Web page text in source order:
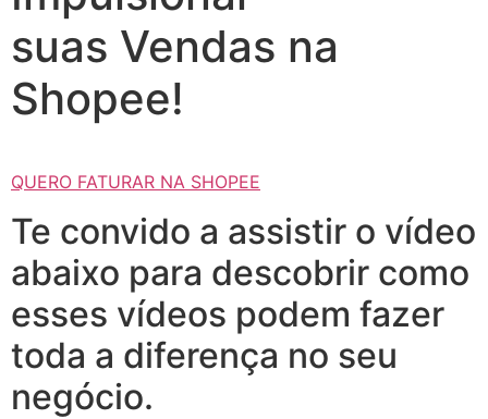
suas Vendas na
Shopee!
QUERO FATURAR NA SHOPEE
Te convido a assistir o vídeo
abaixo para descobrir como
esses vídeos podem fazer
toda a diferença no seu
negócio.